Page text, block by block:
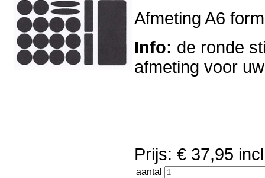
Afmeting A6
Info: de ronde
afmeting voor
Prijs: € 37,95
aantal